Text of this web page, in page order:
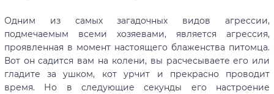
Одним из самых загадочных видов агрессии,
подмечаемым всеми хозяевами, является агрессия,
проявленная в момент настоящего блаженства питомца.
Вот он садится вам на колени, вы расчесываете его или
гладите за ушком, кот урчит и прекрасно проводит
время. Но в следующие секунды его настроение